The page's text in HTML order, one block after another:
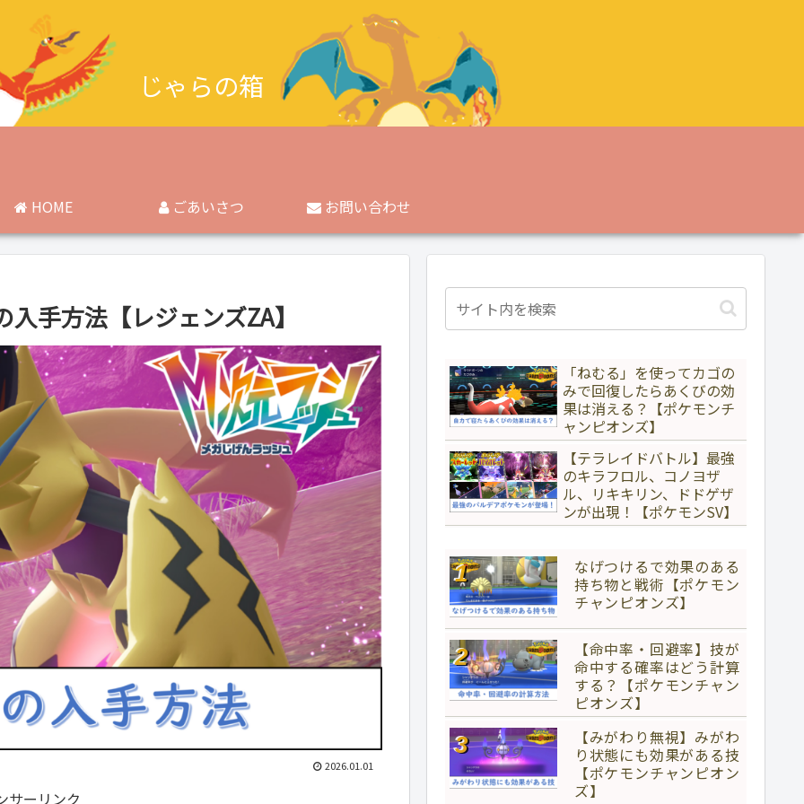
じゃらの箱
HOME ごあいさつ お問い合わせ
手方法【レジェンズZA】
2026.01.01
サーリンク
「ねむる」を使ってカゴの
みで回復したらあくびの効
果は消える？【ポケモンチ
ャンピオンズ】
【テラレイドバトル】最強
のキラフロル、コノヨザ
ル、リキキリン、ドドゲザ
ンが出現！【ポケモンSV】
なげつけるで効果のある
持ち物と戦術【ポケモン
チャンピオンズ】
【命中率・回避率】技が
命中する確率はどう計算
する？【ポケモンチャン
ピオンズ】
【みがわり無視】みがわ
り状態にも効果がある技
【ポケモンチャンピオン
ズ】